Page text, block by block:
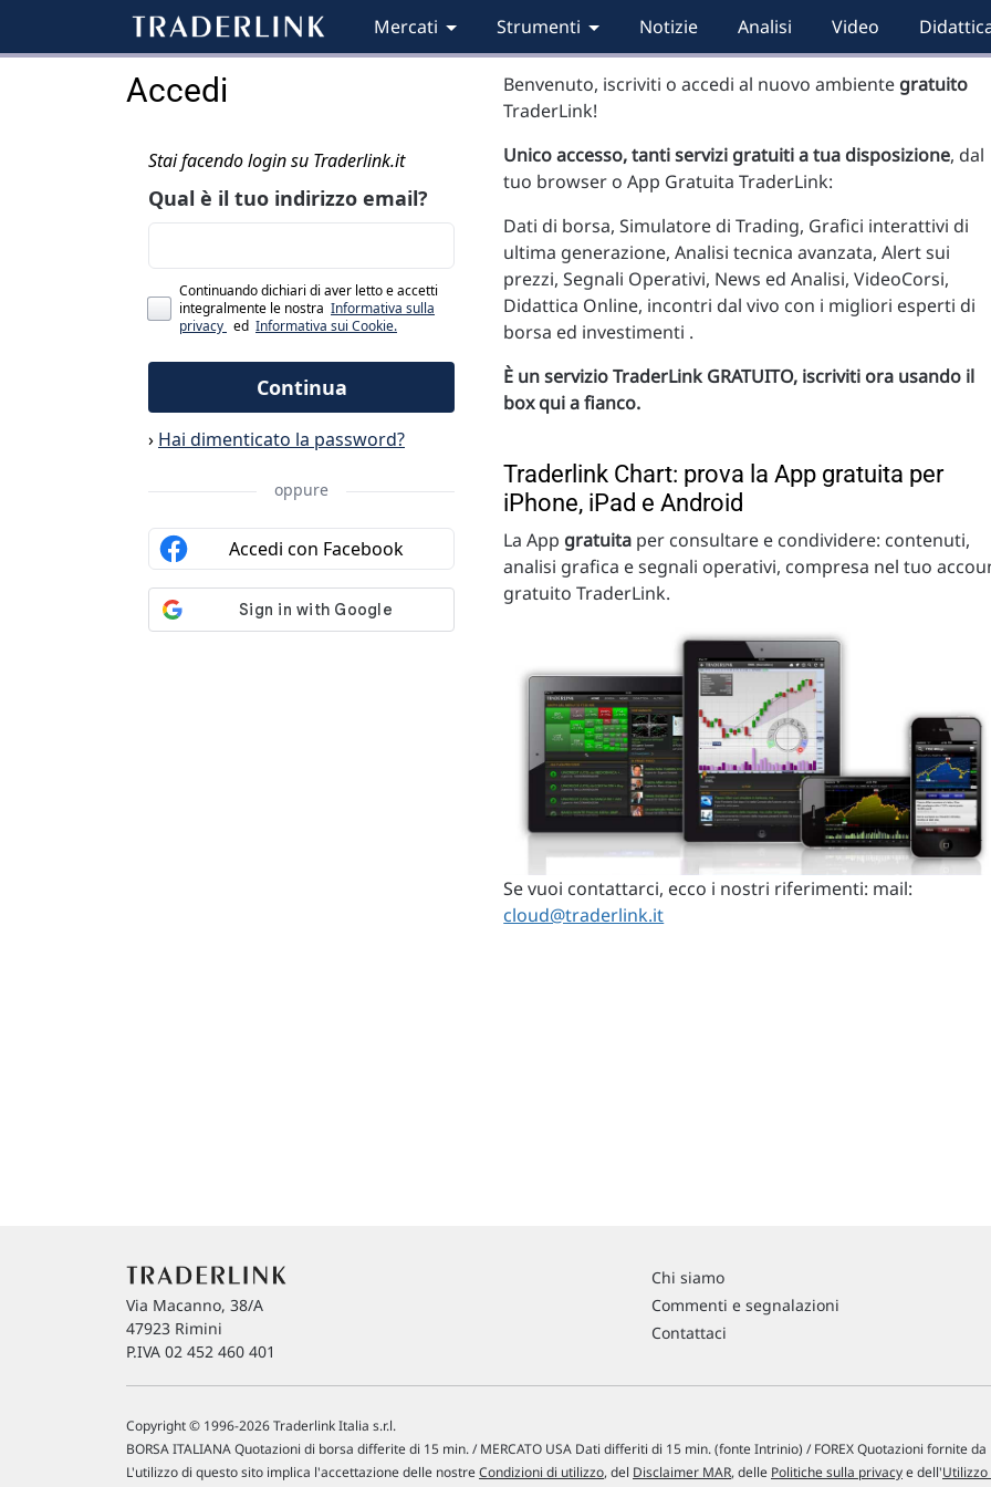
Mercati Strumenti Notizie Analisi Video
Accedi Benvenuto, iscriviti o accedi al nuovo ambiente gratuito
TraderLink!
Unico accesso, tanti servizi gratuiti a tua disposizione, dal
tuo browser o App Gratuita TraderLink:
Dati di borsa, Simulatore di Trading, Grafici interattivi di
ultima generazione, Analisi tecnica avanzata, Alert sui
prezzi, Segnali Operativi, News ed Analisi, VideoCorsi,
Didattica Online, incontri dal vivo con i migliori esperti di
borsa ed investimenti .
È un servizio TraderLink GRATUITO, iscriviti ora usando il
box qui a fianco.
Traderlink Chart: prova la App gratuita per
iPhone, iPad e Android
La App gratuita per consultare e condividere: contenuti,
analisi grafica e segnali operativi, compresa nel tuo
gratuito TraderLink.
Se vuoi contattarci, ecco i nostri riferimenti: mail:
cloud@traderlink.it
Via Macanno, 38/A
47923 Rimini
P.IVA 02 452 460 401
Chi siamo
Commenti e segnalazioni
Contattaci
Copyright © 1996-2026 Traderlink Italia s.r.l.
BORSA ITALIANA Quotazioni di borsa differite di 15 min. / MERCATO USA Dati differiti di 15 min. (fonte Intrinio) / FOREX Quotazioni fornite da
L'utilizzo di questo sito implica l'accettazione delle nostreCondizioni di utilizzo, del Disclaimer MAR, delle Politiche sulla privacye dell'